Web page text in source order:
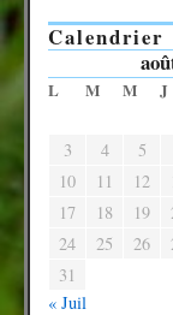
Calendrier
L M M J
3
4 5
10
11 12
17
18 19
24
25 26
31
« Juil